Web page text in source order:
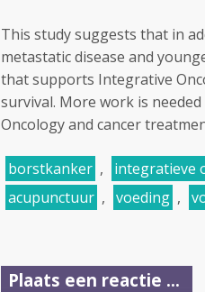
This study suggests that in
metastatic disease and
that supports Integrative
survival. More work is
Oncology and cancer
borstkanker , integratieve
acupunctuur , voeding ,
Plaats een reactie ...